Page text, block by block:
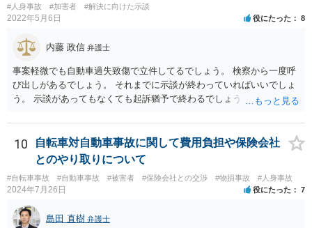
#人身事故 #加害者 #解決に向けた示談
2022年5月6日 役にたった 8
内藤 政信 弁護士
事案軽微でも自動車過失致傷で立件してるでしょう。 検察から一度呼
び出しがあるでしょう。 それまでに示談が終わっていればいいでしょ
う。 示談があってもなくても起訴猶予で終わるでしょう。
10
自転車対自動車事故に関して費用負担や保険会社
とのやり取りについて
#自転車事故 #自動車事故 #被害者 #保険会社との交渉 #物損事故 #人身事故
2024年7月26日 役にたった 7
島田 直樹 弁護士